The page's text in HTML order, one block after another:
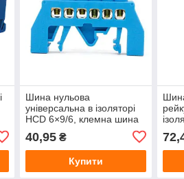
Шина нульова
універсальна в ізоляторі
HCD 6×9/6, клемна шина
DIN-рейку
40,95₴
Купити